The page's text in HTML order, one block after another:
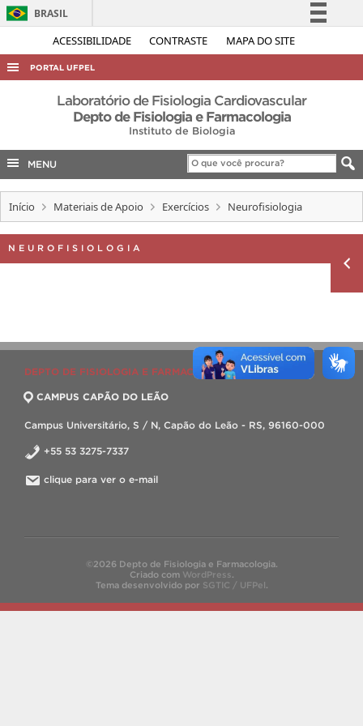
ACESSIBILIDADE CONTRASTE MAPA DO SITE
BRASIL
Simplifique!
Acesso à informação
Legislação
Canais
PORTAL UFPEL
ACESSO À INFORMAÇÃO
AUDITORIA
COBALTO
CONCURSOS
EDITAIS
INTERNACIONAL
Laboratório de Fisiologia Cardiovascular
Depto de Fisiologia e Farmacologia
Instituto de Biologia
MENU
Início Materiais de Apoio Exercícios Neurofisiologia
NEUROFISIOLOGIA
DEPTO DE FISIOLOGIA E FARMACOLOGIA
CAMPUS CAPÃO DO LEÃO
Campus Universitário, S / N, Capão do Leão - RS, 96160-000
+55 53 3275-7337
clique para ver o e-mail
©2026 Depto de Fisiologia e Farmacologia.
Criado com WordPress.
Tema desenvolvido por SGTIC / UFPel.